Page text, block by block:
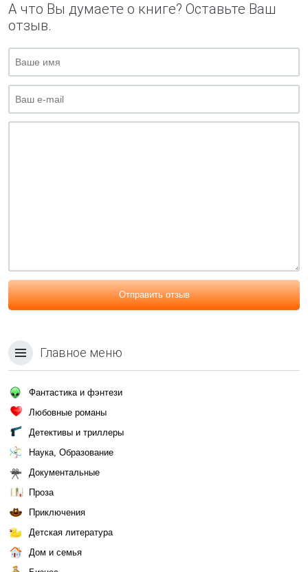
А что Вы думаете о книге? Оставьте Ваш
отзыв.
Отправить отзыв
Главное меню
Фантастика и фэнтези
Любовные романы
Детективы и триллеры
Наука, Образование
Документальные
Проза
Приключения
Детская литература
Дом и семья